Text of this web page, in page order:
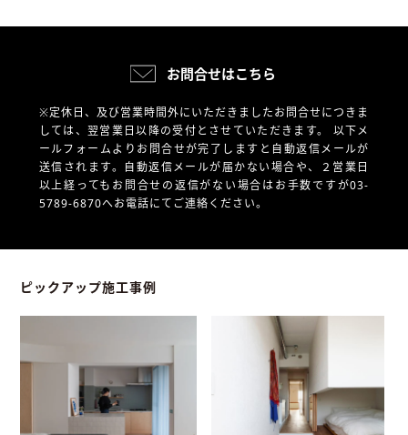
お問合せはこちら
※定休日、及び営業時間外にいただきましたお問合せにつきま
しては、翌営業日以降の受付とさせていただきます。 以下メ
ールフォームよりお問合せが完了しますと自動返信メールが
送信されます。自動返信メールが届かない場合や、
２営業日
以上経ってもお問合せの返信がない場合はお手数ですが03-
5789-6870へお電話にてご連絡ください。
ピックアップ施工事例